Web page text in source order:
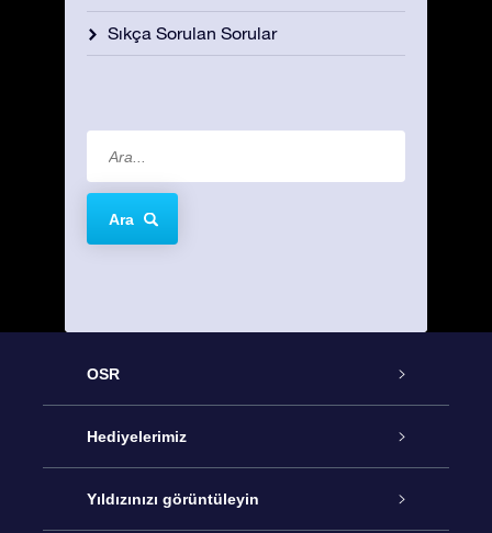
Sıkça Sorulan Sorular
Ara
OSR
Hizmet
İletişim
Hediyelerimiz
Çevrimiçi Yıldız Hediyesi
Yıldızınızı görüntüleyin